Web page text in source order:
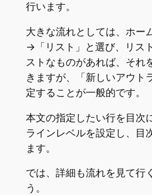
行います。
大きな流れとしては、ホー
→「リスト」と選び、リス
ストなものがあれば、それ
きますが、「新しいアウト
定することが一般的です。
本文の指定したい行を目次
ラインレベルを設定し、目
ます。
では、詳細も流れを見て行
う。